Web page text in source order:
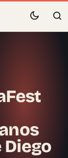
Diego